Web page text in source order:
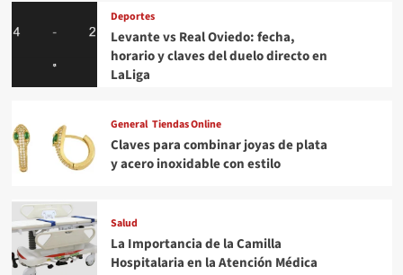
Deportes
Levante vs Real Oviedo: fecha,
horario y claves del duelo directo en
LaLiga
General Tiendas Online
Claves para combinar joyas de plata
y acero inoxidable con estilo
Salud
La Importancia de la Camilla
Hospitalaria en la Atención Médica